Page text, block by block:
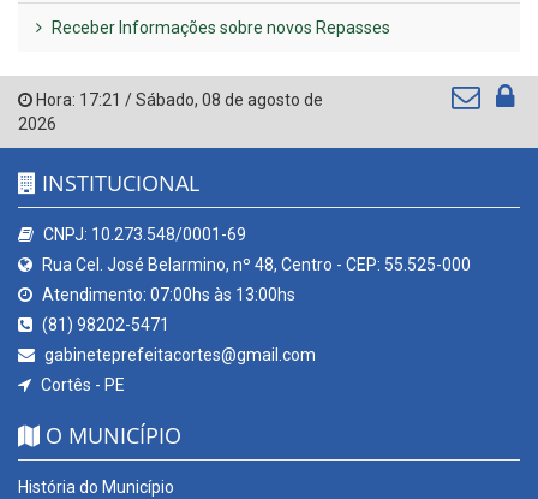
Receber Informações sobre novos Repasses
Hora: 17:21 /Sábado, 08 de agosto de
2026
INSTITUCIONAL
CNPJ: 10.273.548/0001-69
Rua Cel. José Belarmino, nº 48, Centro - CEP: 55.525-000
Atendimento: 07:00hs às 13:00hs
(81) 98202-5471
gabineteprefeitacortes@gmail.com
Cortês - PE
O MUNICÍPIO
História do Município